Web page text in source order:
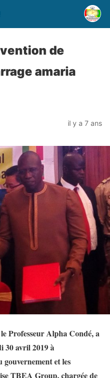
de
amaria
il y a 7 ans
Professeur Alpha Condé, a
30 avril 2019 à
gouvernement et les
TBEA Group, chargée de